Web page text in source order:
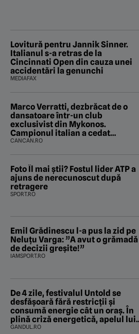
Lovitură pentru Jannik Sinner.
Italianul s-a retras de la
Cincinnati Open din cauza unei
accidentări la genunchi
MEDIAFAX
Marco Verratti, dezbrăcat de o
dansatoare într-un club
exclusivist din Mykonos.
Campionul italian a cedat
complet în fața ispitei!
CANCAN.RO
Foto Îl mai știi? Fostul lider ATP a
ajuns de nerecunoscut după
retragere
SPORT.RO
Emil Grădinescu l-a pus la zid pe
Neluțu Varga: ”A avut o grămadă
de decizii greșite!”
IAMSPORT.RO
De 4 zile, festivalul Untold se
desfășoară fără restricții și
consumă energie cât un oraș. În
plină criză energetică, apelul lui
Bolojan de economisire a energiei
GANDUL.RO